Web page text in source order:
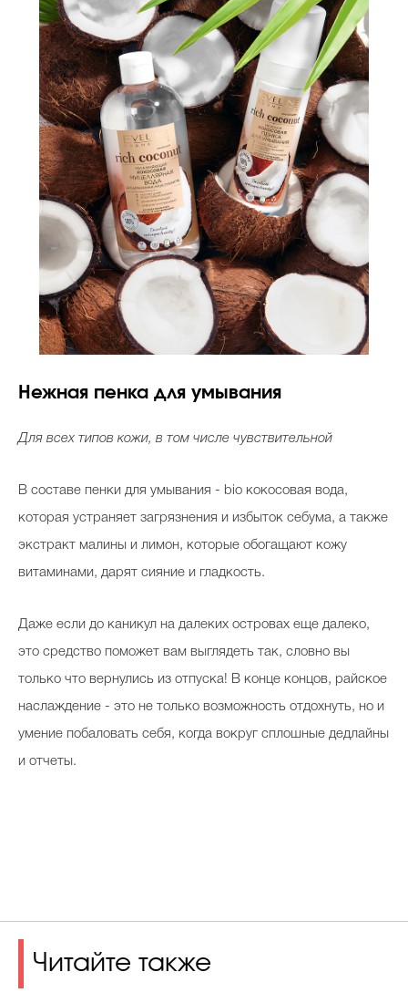
Нежная пенка для умывания
Для всех типов кожи, в том числе чувствительной
В составе пенки для умывания - bio кокосовая вода,
которая устраняет загрязнения и избыток себума, а также
экстракт малины и лимон, которые обогащают кожу
витаминами, дарят сияние и гладкость.
Даже если до каникул на далеких островах еще далеко,
это средство поможет вам выглядеть так, словно вы
только что вернулись из отпуска! В конце концов, райское
наслаждение - это не только возможность отдохнуть, но и
умение побаловать себя, когда вокруг сплошные дедлайны
и отчеты.
Читайте также